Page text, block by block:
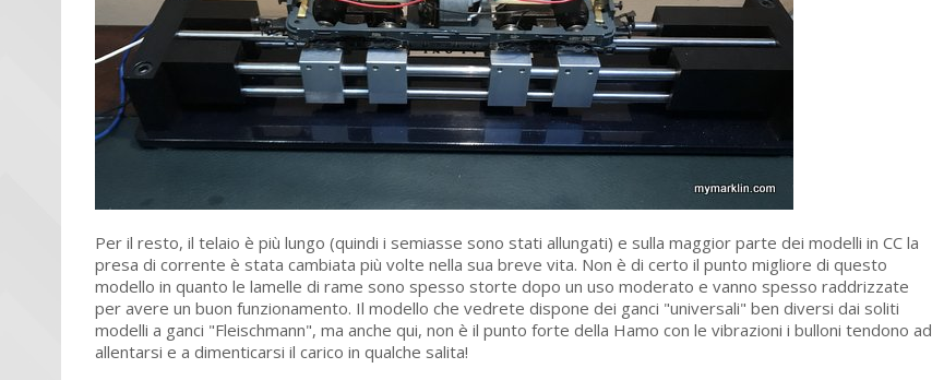
Per il resto, il telaio è più lungo (quindi i semiasse sono stati allungati) e sulla maggior parte dei modelli in CC la
presa di corrente è stata cambiata più volte nella sua breve vita. Non è di certo il punto migliore di questo
modello in quanto le lamelle di rame sono spesso storte dopo un uso moderato e vanno spesso raddrizzate
per avere un buon funzionamento. Il modello che vedrete dispone dei ganci "universali" ben diversi dai soliti
modelli a ganci "Fleischmann", ma anche qui, non è il punto forte della Hamo con le vibrazioni i bulloni tendono ad
allentarsi e a dimenticarsi il carico in qualche salita!